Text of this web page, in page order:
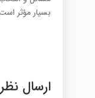
بسيار مؤثر
ارسال نظر